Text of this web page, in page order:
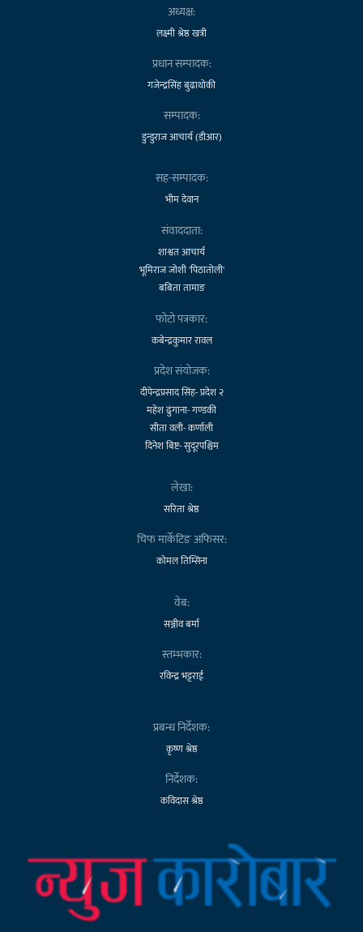
अध्यक्ष:
लक्ष्मी श्रेष्ठ खत्री
प्रधान सम्पादक:
गजेन्द्रसिंह बुढाथोकी
सम्पादक:
डुन्डुराज आचार्य (डीआर)
सह-सम्पादक:
भीम देवान
संवाददाता:
शाश्वत आचार्य
भूमिराज जोशी 'पिठातोली'
बबिता तामाङ
फोटो पत्रकार:
कबेन्द्रकुमार रावल
प्रदेश संयोजक:
दीपेन्द्रप्रसाद सिंह- प्रदेश २
महेश ढुंगाना- गण्डकी
सीता वली- कर्णाली
दिनेश बिष्ट- सुदूरपश्चिम
लेखा:
सरिता श्रेष्ठ
चिफ मार्केटिङ अफिसर:
कोमल तिम्सिना
वेब:
सञ्जीव बर्मा
स्तम्भकार:
रविन्द्र भट्टराई
प्रबन्ध निर्देशक:
कृष्ण श्रेष्ठ
निर्देशक:
कविदास श्रेष्ठ